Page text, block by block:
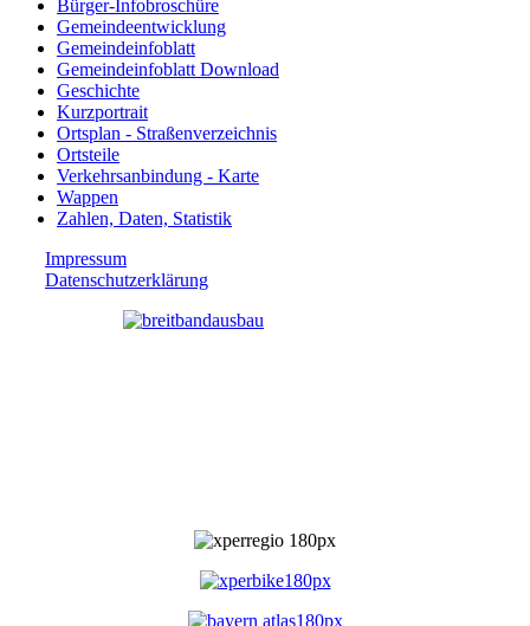
Bürger-Infobroschüre
Gemeindeentwicklung
Gemeindeinfoblatt
Gemeindeinfoblatt Download
Geschichte
Kurzportrait
Ortsplan - Straßenverzeichnis
Ortsteile
Verkehrsanbindung - Karte
Wappen
Zahlen, Daten, Statistik
Impressum
Datenschutzerklärung